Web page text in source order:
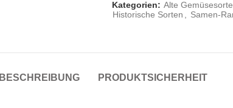
Kategorien: Alte
Historische Sorten
Samen-
BESCHREIBUNG PRODUKTSICHERHEIT